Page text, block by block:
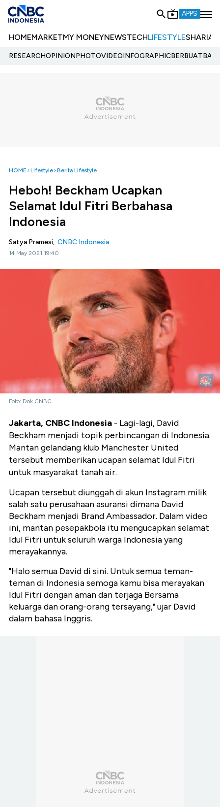
APPS
HOMEMARKETMY MONEYNEWSTECHLIFESTYLESHARIA
RESEARCHOPINIONPHOTOVIDEOINFOGRAPHIC
HOME Lifestyle Berita Lifestyle
Heboh! Beckham Ucapkan
Selamat Idul Fitri Berbahasa
Indonesia
Satya Pramesi, CNBC Indonesia
14 May 2021 19:40
Foto: Dok CNBC
Jakarta, CNBC Indonesia - Lagi-lagi, David
Beckham menjadi topik perbincangan di Indonesia.
Mantan gelandang klub Manchester United
tersebut memberikan ucapan selamat Idul Fitri
untuk masyarakat tanah air.
Ucapan tersebut diunggah di akun Instagram milik
salah satu perusahaan asuransi dimana David
Beckham menjadi Brand Ambassador. Dalam video
ini, mantan pesepakbola itu mengucapkan selamat
Idul Fitri untuk seluruh warga Indonesia yang
merayakannya.
"Halo semua David di sini. Untuk semua teman-
teman di Indonesia semoga kamu bisa merayakan
Idul Fitri dengan aman dan terjaga Bersama
keluarga dan orang-orang tersayang," ujar David
dalam bahasa Inggris.